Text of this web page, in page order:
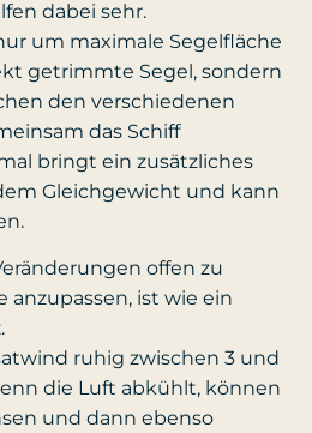
dabei sehr.
um maximale Segelfläche
getrimmte Segel, sondern
den verschiedenen
das Schiff
bringt ein zusätzliches
Gleichgewicht und kann
offen zu
anzupassen, ist wie ein
ruhig zwischen 3 und
die Luft abkühlt, können
und dann ebenso